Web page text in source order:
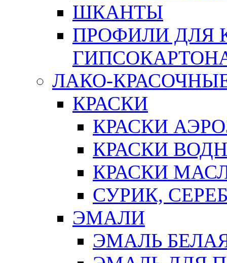
ШКАНТЫ
ПРОФИЛИ ДЛЯ
ЛАКО-
КРАСКИ
КРАСКИ
КРАСКИ
КРАСКИ
СУРИК,
ЭМАЛИ
ЭМАЛЬ